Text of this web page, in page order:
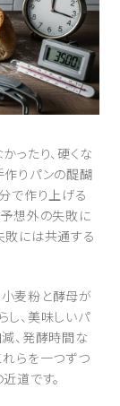
ったり、硬くな
作りパンの醍醐
で作り上げる
予想外の失敗に
敗には共通する
麦粉と酵母が
し、美味しいパ
、発酵時間な
れらを一つずつ
道です。